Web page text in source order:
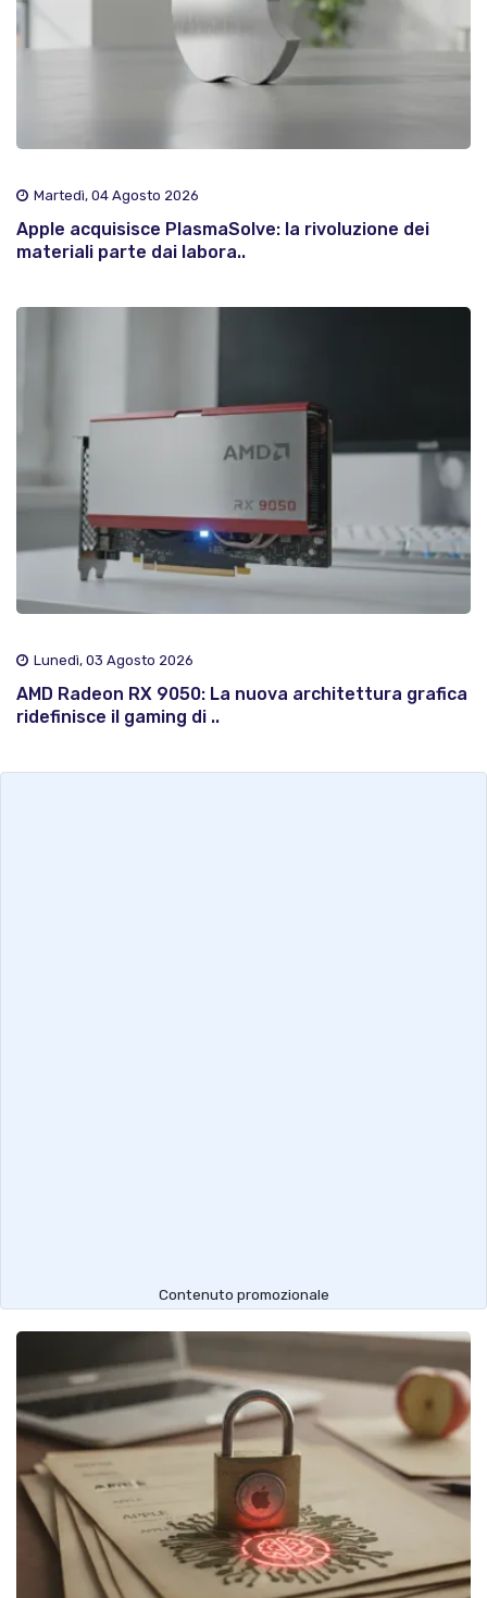
Martedì, 04 Agosto 2026
Apple acquisisce PlasmaSolve: la rivoluzione dei
materiali parte dai labora..
Lunedì, 03 Agosto 2026
AMD Radeon RX 9050: La nuova architettura grafica
ridefinisce il gaming di ..
Contenuto promozionale